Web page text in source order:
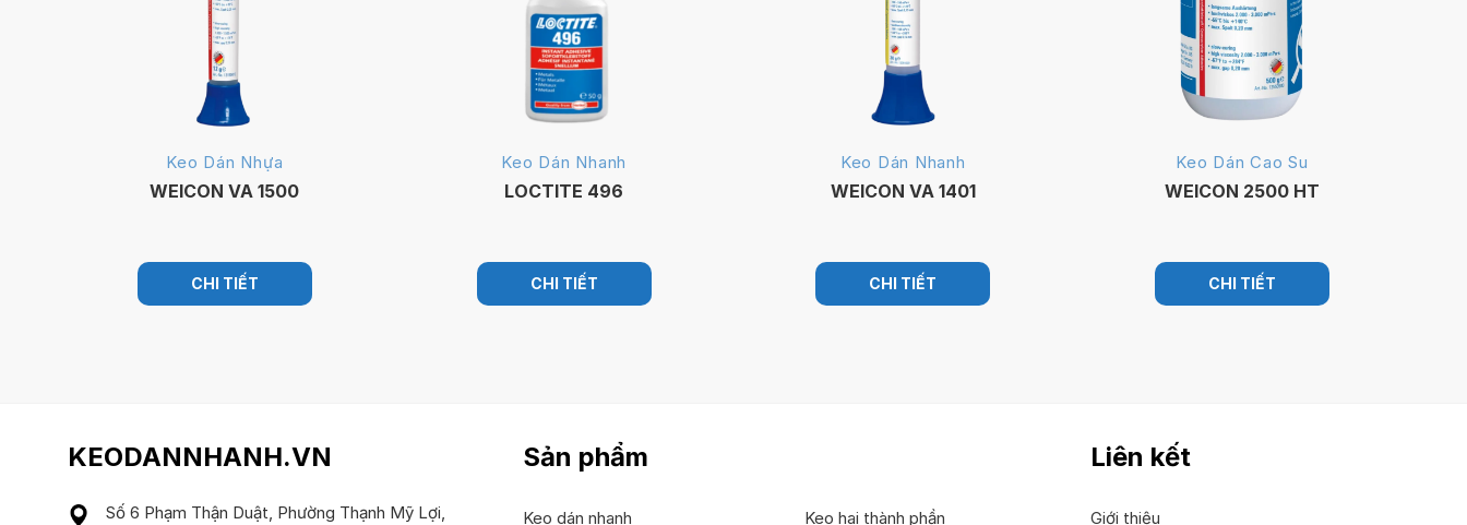
Keo Dán Nhựa
WEICON VA 1500
CHI TIẾT
Keo Dán Nhanh
LOCTITE 496
CHI TIẾT
Keo Dán Nhanh
WEICON VA 1401
CHI TIẾT
Keo Dán Cao Su
WEICON 2500 HT
CHI TIẾT
KEODANNHANH.VN
Số 6 Phạm Thận Duật, Phường Thạnh Mỹ Lợi,
Sản phẩm
Keo dán nhanh Keo hai thành phần
Liên kết
Giới thiệu